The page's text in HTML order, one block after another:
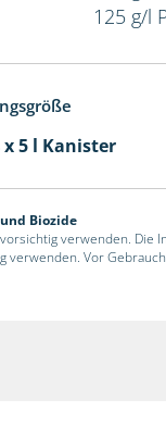
125 g/l
5 l Kanister
Biozide
verwenden.
verwenden. Vor